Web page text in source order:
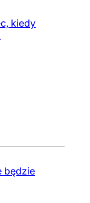
kiedy
będzie